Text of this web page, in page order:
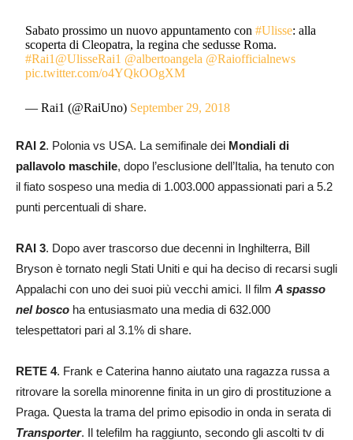
Sabato prossimo un nuovo appuntamento con#Ulisse: alla
scoperta di Cleopatra, la regina che sedusse Roma.
#Rai1 @UlisseRai1 @albertoangela @Raiofficialnews
pic.twitter.com/o4YQkOOgXM
— Rai1 (@RaiUno) September 29, 2018
RAI 2. Polonia vs USA. La semifinale dei Mondiali di
pallavolo maschile, dopo l’esclusione dell’Italia, ha tenuto con
il fiato sospeso una media di 1.003.000 appassionati pari a 5.2
punti percentuali di share.
RAI 3. Dopo aver trascorso due decenni in Inghilterra, Bill
Bryson è tornato negli Stati Uniti e qui ha deciso di recarsi sugli
Appalachi con uno dei suoi più vecchi amici. Il film A spasso
nel bosco ha entusiasmato una media di 632.000
telespettatori pari al 3.1% di share.
RETE 4. Frank e Caterina hanno aiutato una ragazza russa a
ritrovare la sorella minorenne finita in un giro di prostituzione a
Praga. Questa la trama del primo episodio in onda in serata di
Transporter. Il telefilm ha raggiunto, secondo gli ascolti tv di